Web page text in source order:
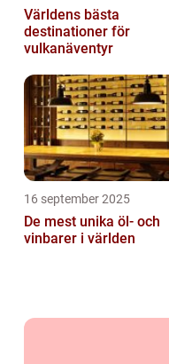
Världens bästa
destinationer för
vulkanäventyr
16 september 2025
De mest unika öl- och
vinbarer i världen